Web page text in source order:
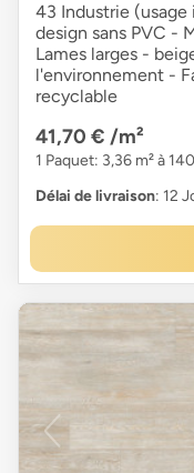
43 Industrie
design sans PVC -
Lames larges -
l'environnement -
recyclable
41,70 € /m²
1 Paquet: 3,36 m² à
Délai de livraison: 12